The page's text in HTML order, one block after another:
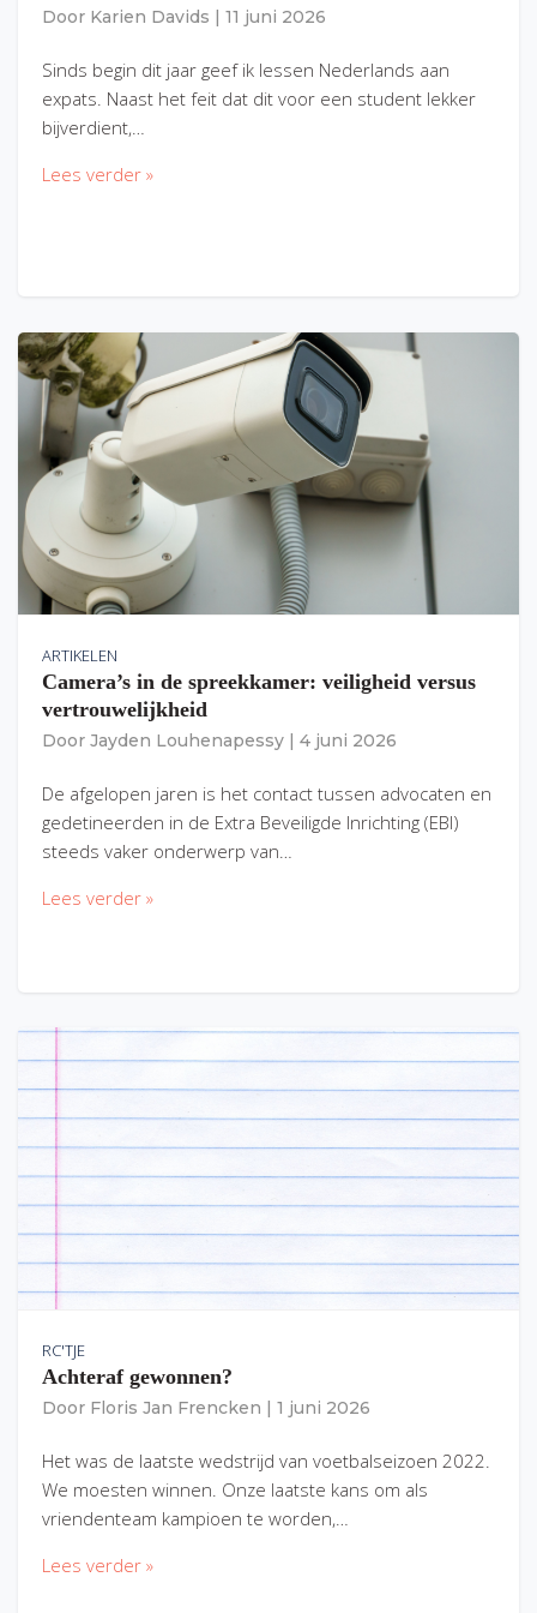
Door Karien Davids 11 juni 2026
Sinds begin dit jaar geef ik lessen Nederlands aan
expats. Naast het feit dat dit voor een student lekker
bijverdient,…
Lees verder »
ARTIKELEN
Camera’s in de spreekkamer: veiligheid versus
vertrouwelijkheid
Door Jayden Louhenapessy 4 juni 2026
De afgelopen jaren is het contact tussen advocaten en
gedetineerden in de Extra Beveiligde Inrichting (EBI)
steeds vaker onderwerp van…
Lees verder »
RC'TJE
Achteraf gewonnen?
Door Floris Jan Frencken 1 juni 2026
Het was de laatste wedstrijd van voetbalseizoen 2022.
We moesten winnen. Onze laatste kans om als
vriendenteam kampioen te worden,…
Lees verder »